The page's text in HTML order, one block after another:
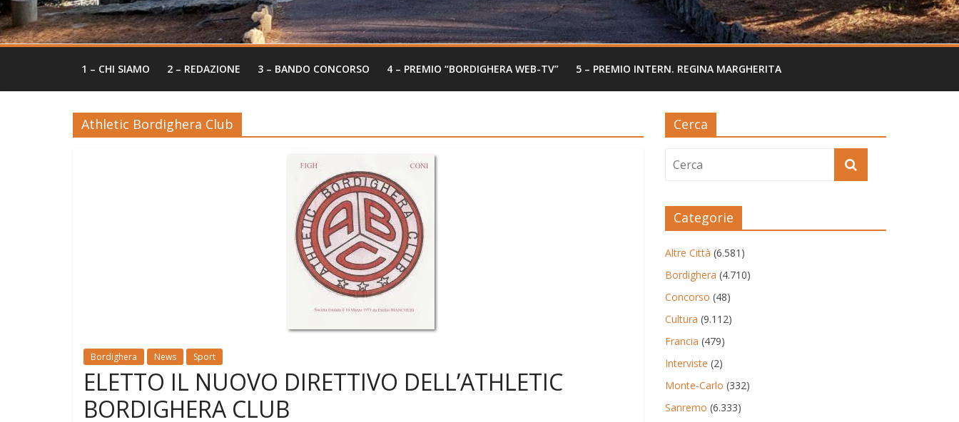
1 – CHI SIAMO 2 – REDAZIONE 3 – BANDO CONCORSO 4 – PREMIO “BORDIGHERA WEB-TV” 5 – PREMIO INTERN. REGINA MARGHERITA
Athletic Bordighera Club
Bordighera News Sport
ELETTO IL NUOVO DIRETTIVO DELL’ATHLETIC
BORDIGHERA CLUB
Cerca
Categorie
Altre Città (6.581)
Bordighera (4.710)
Concorso (48)
Cultura (9.112)
Francia (479)
Interviste (2)
Monte-Carlo (332)
Sanremo (6.333)